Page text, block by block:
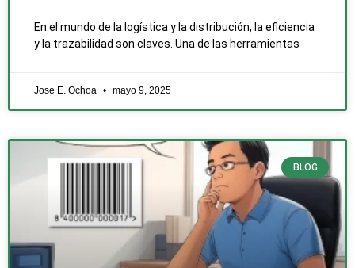
En el mundo de la logística y la distribución, la eficiencia
y la trazabilidad son claves. Una de las herramientas
Jose E. Ochoa mayo 9, 2025
BLOG